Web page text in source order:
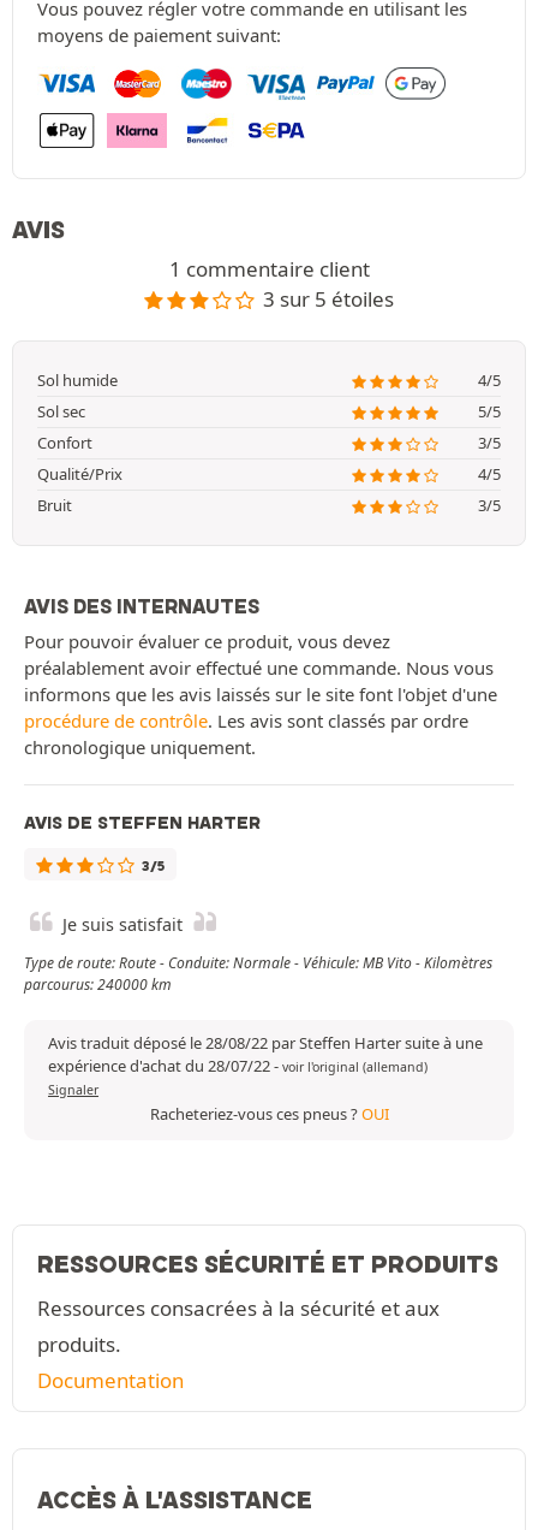
Vous pouvez régler votre commande en utilisant les
moyens de paiement suivant:
AVIS
1 commentaire client
3 sur 5 étoiles
Sol humide
4/5
Sol sec
5/5
Confort
3/5
Qualité/Prix
4/5
Bruit
3/5
AVIS DES INTERNAUTES
Pour pouvoir évaluer ce produit, vous devez
préalablement avoir effectué une commande. Nous vous
informons que les avis laissés sur le site font l'objet d'une
procédure de contrôle. Les avis sont classés par ordre
chronologique uniquement.
AVIS DE STEFFEN HARTER
3/5
Je suis satisfait
Type de route: Route - Conduite: Normale - Véhicule: MB Vito - Kilomètres
parcourus: 240000 km
Avis traduit déposé le 28/08/22 par Steffen Harter suite à une
expérience d'achat du 28/07/22- voir l'original (allemand)
Signaler
Racheteriez-vous ces pneus ?OUI
RESSOURCES SÉCURITÉ ET PRODUITS
Ressources consacrées à la sécurité et aux
produits.
Documentation
ACCÈS À L'ASSISTANCE